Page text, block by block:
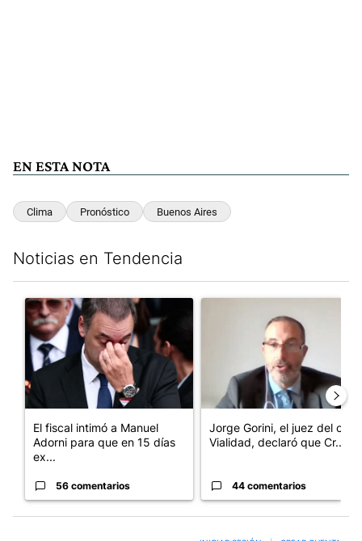
EN ESTA NOTA
Clima Pronóstico Buenos Aires
Noticias en Tendencia
Un artículo de tendencia con el título "El fiscal intimó a
El fiscal intimó a Manuel
Adorni para que en 15 días
ex...
56 comentarios
Jorge Gorini, el juez del caso
Vialidad, declaró que Cr...
44 comentarios